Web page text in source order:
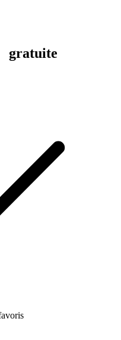
gratuite